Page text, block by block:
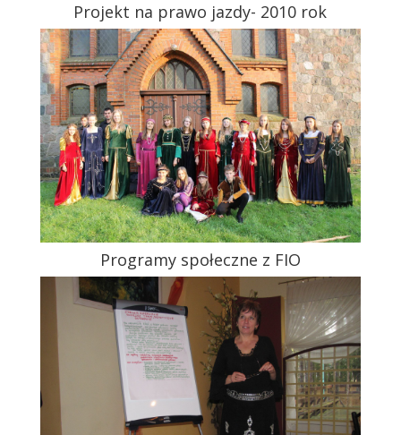
Projekt na prawo jazdy- 2010 rok
Programy społeczne z FIO